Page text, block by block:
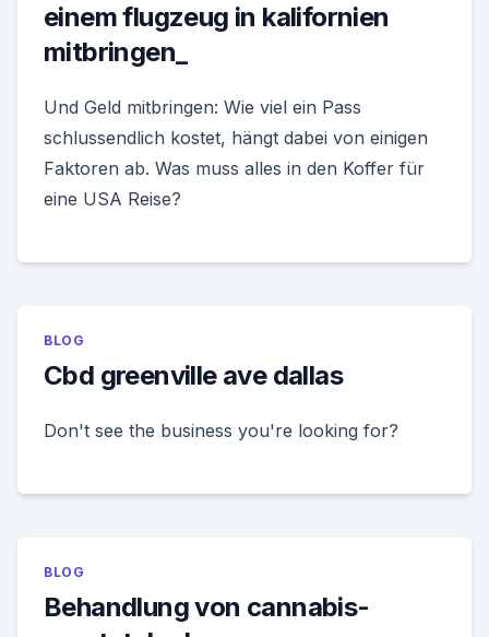
einem flugzeug in kalifornien
mitbringen_
Und Geld mitbringen: Wie viel ein Pass
schlussendlich kostet, hängt dabei von einigen
Faktoren ab. Was muss alles in den Koffer für
eine USA Reise?
BLOG
Cbd greenville ave dallas
Don't see the business you're looking for?
BLOG
Behandlung von cannabis-